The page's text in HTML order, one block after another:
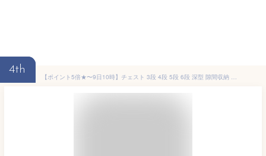
4th
【ポイント5倍★〜9日10時】チェスト 3段 4段 5段 6段 深型 隙間収納 すきま収納 20cm 洗面所 キッチン 収納ケース 収納ボックス キャスター付き スリム コンパクト スリム収納 洗濯機横 キッチンチェスト キッチン収納 台所収納 ランドリー収納 隙間 小物 アイリスオーヤマ